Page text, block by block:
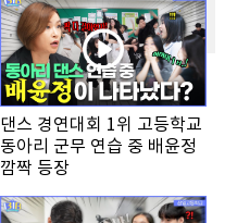
댄스 경연대회 1위 고등학교
동아리 군무 연습 중 배윤정
깜짝 등장